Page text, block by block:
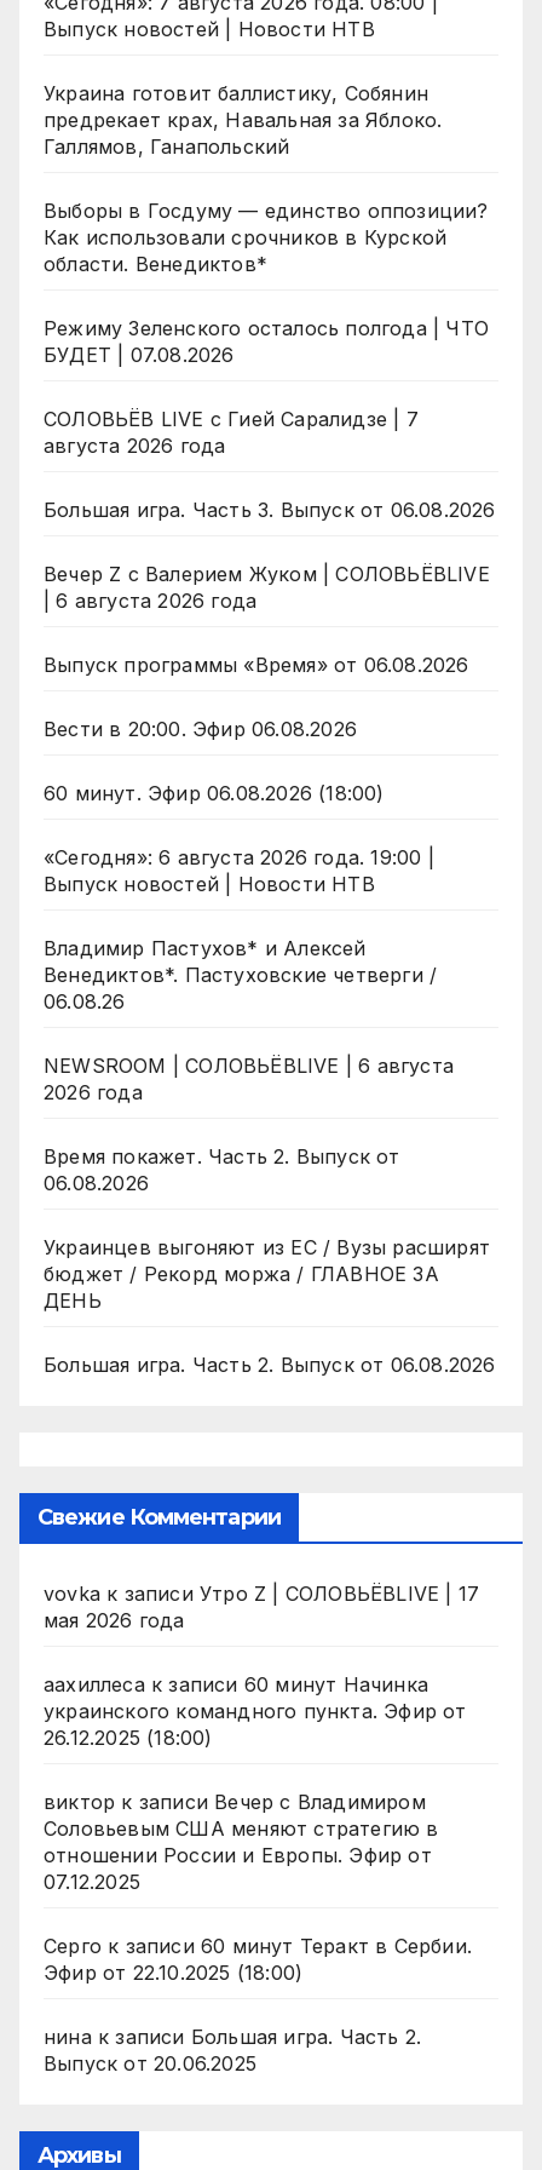
Выпуск новостей | Новости НТВ
Украина готовит баллистику, Собянин
предрекает крах, Навальная за Яблоко.
Галлямов, Ганапольский
Выборы в Госдуму — единство оппозиции?
Как использовали срочников в Курской
области. Венедиктов*
Режиму Зеленского осталось полгода | ЧТО
БУДЕТ | 07.08.2026
СОЛОВЬЁВ LIVE с Гией Саралидзе | 7
августа 2026 года
Большая игра. Часть 3. Выпуск от 06.08.2026
Вечер Z с Валерием Жуком | СОЛОВЬЁВLIVE
| 6 августа 2026 года
Выпуск программы «Время» от 06.08.2026
Вести в 20:00. Эфир 06.08.2026
60 минут. Эфир 06.08.2026 (18:00)
«Сегодня»: 6 августа 2026 года. 19:00 |
Выпуск новостей | Новости НТВ
Владимир Пастухов* и Алексей
Венедиктов*. Пастуховские четверги /
06.08.26
NEWSROOM | СОЛОВЬЁВLIVE | 6 августа
2026 года
Время покажет. Часть 2. Выпуск от
06.08.2026
Украинцев выгоняют из ЕС / Вузы расширят
бюджет / Рекорд моржа / ГЛАВНОЕ ЗА
ДЕНЬ
Большая игра. Часть 2. Выпуск от 06.08.2026
Свежие Комментарии
vovka к записи Утро Z | СОЛОВЬЁВLIVE | 17
мая 2026 года
аахиллесак записи 60 минут Начинка
украинского командного пункта. Эфир от
26.12.2025 (18:00)
виктор к записи Вечер с Владимиром
Соловьевым США меняют стратегию в
отношении России и Европы. Эфир от
07.12.2025
Серго к записи 60 минут Теракт в Сербии.
Эфир от 22.10.2025 (18:00)
нинак записи Большая игра. Часть 2.
Выпуск от 20.06.2025
Архивы